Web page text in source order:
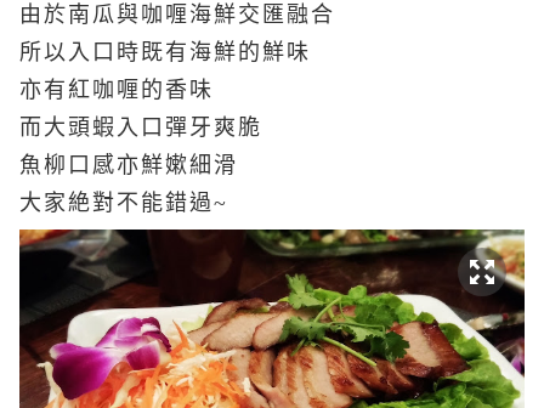
由於南瓜與咖喱海鮮交匯融合
所以入口時既有海鮮的鮮味
亦有紅咖喱的香味
而大頭蝦入口彈牙爽脆
魚柳口感亦鮮嫰細滑
大家絶對不能錯過~